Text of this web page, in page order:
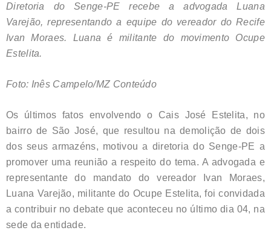
Diretoria do Senge-PE recebe a advogada Luana
Varejão, representando a equipe do vereador do Recife
Ivan Moraes. Luana é militante do movimento Ocupe
Estelita.
Foto: Inês Campelo/MZ Conteúdo
Os últimos fatos envolvendo o Cais José Estelita, no
bairro de São José, que resultou na demolição de dois
dos seus armazéns, motivou a diretoria do Senge-PE a
promover uma reunião a respeito do tema. A advogada e
representante do mandato do vereador Ivan Moraes,
Luana Varejão, militante do Ocupe Estelita, foi convidada
a contribuir no debate que aconteceu no último dia 04, na
sede da entidade.